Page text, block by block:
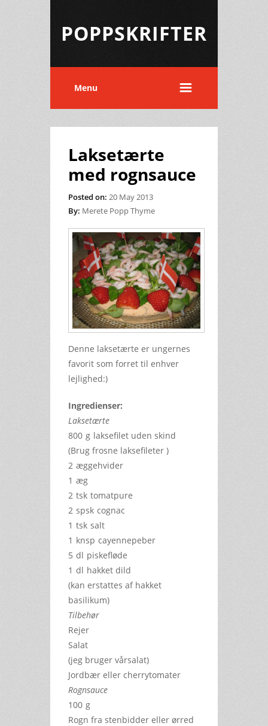
POPPSKRIFTER
Menu
Laksetærte
med rognsauce
Posted on: 20 May 2013
By: Merete Popp Thyme
Denne laksetærte er ungernes
favorit som forret til enhver
lejlighed:)
Ingredienser:
Laksetærte
800 g laksefilet uden skind
(Brug frosne laksefileter )
2 æggehvider
1 æg
2 tsk tomatpure
2 spsk cognac
1 tsk salt
1 knsp cayennepeber
5 dl piskefløde
1 dl hakket dild
(kan erstattes af hakket
basilikum)
Tilbehør
Rejer
Salat
(jeg bruger vårsalat)
Jordbær eller cherrytomater
Rognsauce
100 g
Rogn fra stenbidder eller ørred